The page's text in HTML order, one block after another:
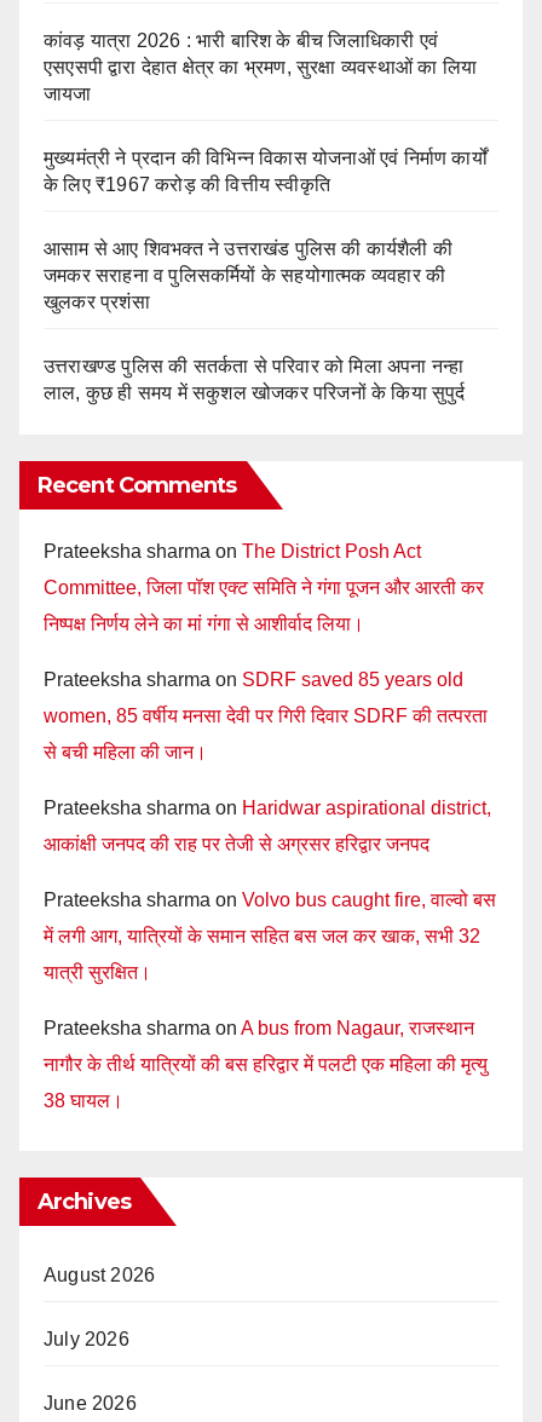
कांवड़ यात्रा 2026 : भारी बारिश के बीच जिलाधिकारी एवं
एसएसपी द्वारा देहात क्षेत्र का भ्रमण, सुरक्षा व्यवस्थाओं का लिया
जायजा
मुख्यमंत्री ने प्रदान की विभिन्न विकास योजनाओं एवं निर्माण कार्यों
के लिए ₹1967 करोड़ की वित्तीय स्वीकृति
आसाम से आए शिवभक्त ने उत्तराखंड पुलिस की कार्यशैली की
जमकर सराहना व पुलिसकर्मियों के सहयोगात्मक व्यवहार की
खुलकर प्रशंसा
उत्तराखण्ड पुलिस की सतर्कता से परिवार को मिला अपना नन्हा
लाल, कुछ ही समय में सकुशल खोजकर परिजनों के किया सुपुर्द
Recent Comments
Prateeksha sharma on The District Posh Act
Committee, जिला पॉश एक्ट समिति ने गंगा पूजन और आरती कर
निष्पक्ष निर्णय लेने का मां गंगा से आशीर्वाद लिया।
Prateeksha sharma on SDRF saved 85 years old
women, 85 वर्षीय मनसा देवी पर गिरी दिवार SDRF की तत्परता
से बची महिला की जान।
Prateeksha sharma on Haridwar aspirational district,
आकांक्षी जनपद की राह पर तेजी से अग्रसर हरिद्वार जनपद
Prateeksha sharma on Volvo bus caught fire, वाल्वो बस
में लगी आग, यात्रियों के समान सहित बस जल कर खाक, सभी 32
यात्री सुरक्षित।
Prateeksha sharma on A bus from Nagaur, राजस्थान
नागौर के तीर्थ यात्रियों की बस हरिद्वार में पलटी एक महिला की मृत्यु
38 घायल।
Archives
August 2026
July 2026
June 2026